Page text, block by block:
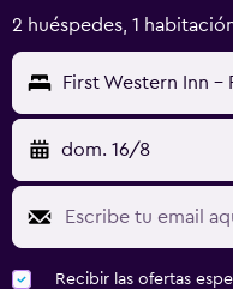
2 huéspedes, 1
First Western Inn -
dom. 16/8
Recibir las ofertas